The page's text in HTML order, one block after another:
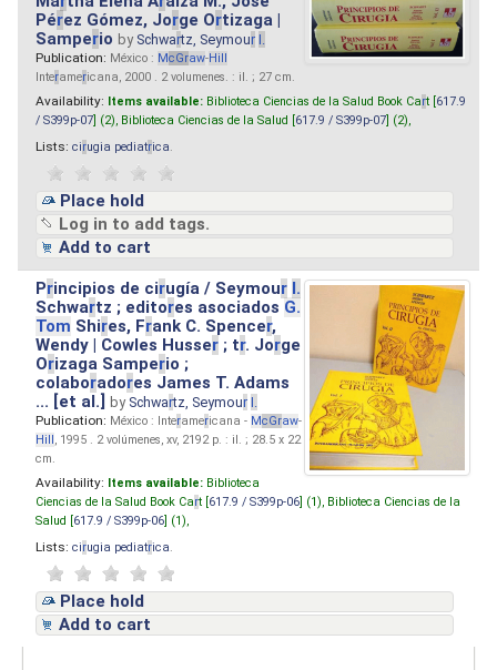
Pérez Gómez, Jorge Ortizaga |
Samperio by Schwartz, Seymour I.
Publication: México : McGraw-Hill
Interamericana, 2000 . 2 volumenes. : il. ; 27 cm.
Availability: Items available: Biblioteca Ciencias de la Salud Book Cart [ 617.9
/ S399p-07 ] (2), Biblioteca Ciencias de la Salud [ 617.9 / S399p-07 ] (2),
Lists: cirugia pediatrica
Place hold
Log in to add tags.
Add to cart
Principios de cirugía / Seymour I.
Schwartz ; editores asociados G.
Tom Shires, Frank C. Spencer,
Wendy | Cowles Husser ; tr. Jorge
Orizaga Samperio ;
colaboradores James T. Adams
... [et al.]by Schwartz, Seymour I.
Publication: México : Interamericana - McGraw-
Hill, 1995 . 2 volúmenes, xv, 2192 p. : il. ; 28.5 x 22
cm.
Availability: Items available: Biblioteca
Ciencias de la Salud Book Cart [ 617.9 / S399p-06 ] (1), Biblioteca Ciencias de la
Salud [ 617.9 / S399p-06 ] (1),
Lists: cirugia pediatrica
Place hold
Add to cart